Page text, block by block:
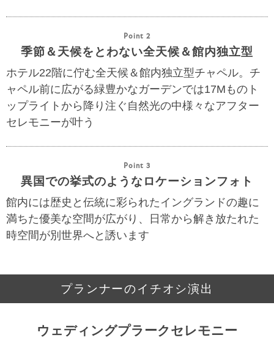
Point 2
季節＆天候をとわない全天候＆館内独立型
ホテル22階に佇む全天候＆館内独立型チャペル。チ
ャペル前に広がる緑豊かなガーデンでは17Mものト
ップライトから降り注ぐ自然光の中様々なアフター
セレモニーが叶う
Point 3
異国での挙式のようなロケーションフォト
館内には歴史と伝統に彩られたイングランドの趣に
満ちた優美な空間が広がり、日常から解き放たれた
時空間が別世界へと誘います
プランナーのイチオシ演出
ウェディングプラークセレモニー